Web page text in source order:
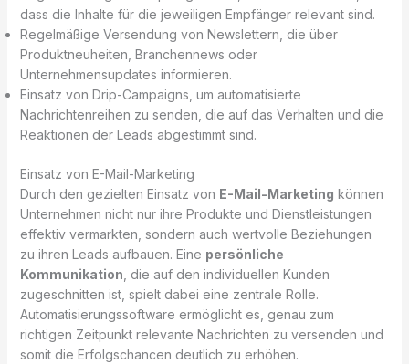
dass die Inhalte für die jeweiligen Empfänger relevant sind.
Regelmäßige Versendung von Newslettern, die über
Produktneuheiten, Branchennews oder
Unternehmensupdates informieren.
Einsatz von Drip-Campaigns, um automatisierte
Nachrichtenreihen zu senden, die auf das Verhalten und die
Reaktionen der Leads abgestimmt sind.
Einsatz von E-Mail-Marketing
Durch den gezielten Einsatz von E-Mail-Marketing können
Unternehmen nicht nur ihre Produkte und Dienstleistungen
effektiv vermarkten, sondern auch wertvolle Beziehungen
zu ihren Leads aufbauen. Eine persönliche
Kommunikation , die auf den individuellen Kunden
zugeschnitten ist, spielt dabei eine zentrale Rolle.
Automatisierungssoftware ermöglicht es, genau zum
richtigen Zeitpunkt relevante Nachrichten zu versenden und
somit die Erfolgschancen deutlich zu erhöhen.